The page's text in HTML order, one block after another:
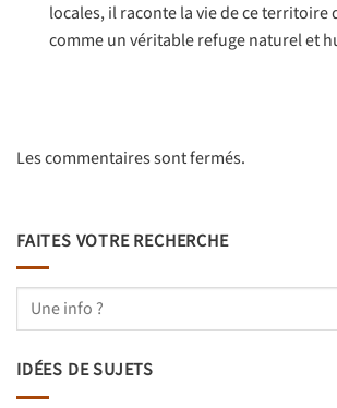
locales, il raconte la vie de ce territoire
comme un véritable refuge naturel et
Les commentaires sont fermés.
FAITES VOTRE RECHERCHE
IDÉES DE SUJETS